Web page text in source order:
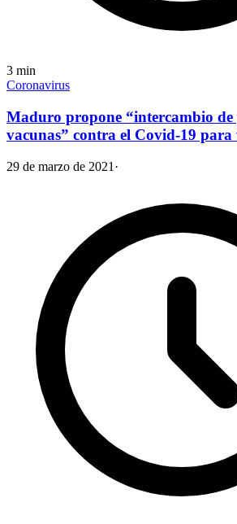
3 min
Coronavirus
Maduro propone “intercambio de
vacunas” contra el Covid-19 para
29 de marzo de 2021 ·